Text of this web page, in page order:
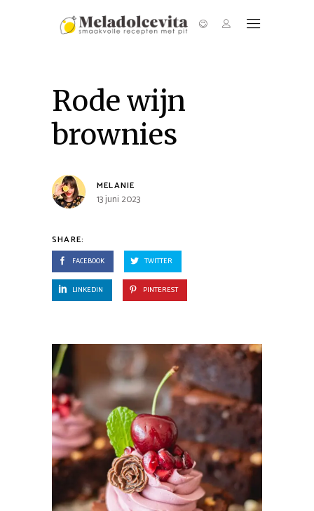
Rode wijn
brownies
MELANIE
13 juni 2023
SHARE:
FACEBOOK TWITTER
LINKEDIN PINTEREST